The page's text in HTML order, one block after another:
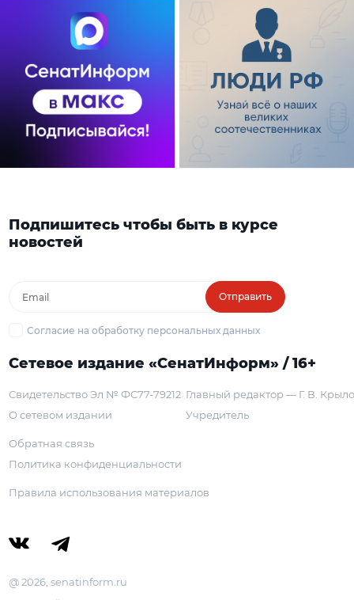
Подпишитесь чтобы быть в курсе
новостей
Отправить
Согласие на обработку персональных данных
Сетевое издание «СенатИнформ» / 16+
Свидетельство Эл № ФС77-79212
О сетевом издании
Главный редактор — Г. В.
Учредитель
Обратная связь
Политика конфиденциальности
Правила использования материалов
@ 2026, senatinform.ru